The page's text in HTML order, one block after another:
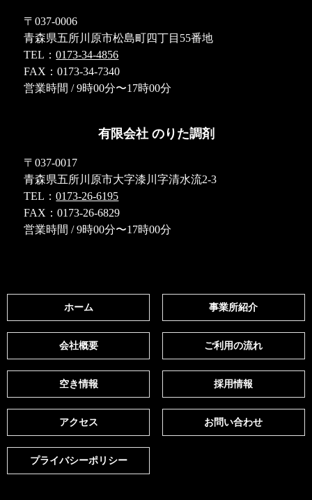
〒037-0006
青森県五所川原市松島町四丁目55番地
TEL：0173-34-4856
FAX：0173-34-7340
営業時間 / 9時00分〜17時00分
有限会社 のりた調剤
〒037-0017
青森県五所川原市大字漆川字清水流2-3
TEL：0173-26-6195
FAX：0173-26-6829
営業時間 / 9時00分〜17時00分
ホーム 事業所紹介
会社概要 ご利用の流れ
空き情報 採用情報
アクセス お問い合わせ
プライバシーポリシー